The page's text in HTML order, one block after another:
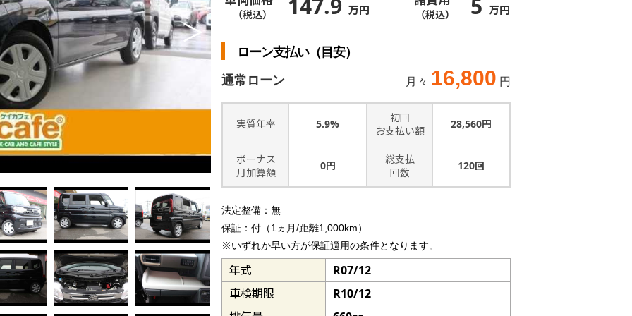
＞
（税込） 147.9 万円 （税込） 5 万円
ローン支払い（目安）
通常ローン
月々 16,800 円
実質年率 5.9%
初回
お支払い額
28,560円
ボーナス
月加算額
0円
総支払
回数
120回
法定整備：無
保証：付（1ヵ月/距離1,000km）
※いずれか早い方が保証適用の条件となります。
年式
R07/12
車検期限
R10/12